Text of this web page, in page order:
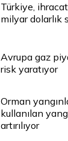
Türkiye,
milyar dolarlık
Avrupa gaz
risk yaratıyor
Orman
kullanılan
artırılıyor